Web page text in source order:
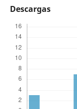
Descargas